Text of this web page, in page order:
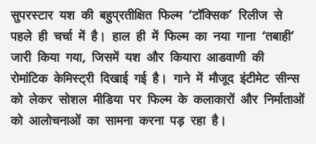
सुपरस्टार यश की बहुप्रतीक्षित फिल्म‘टॉक्सिक’ रिलीज से
पहले ही चर्चा में है। हाल ही में फिल्म का नया गाना ‘तबाही’
जारी किया गया, जिसमें यश और कियारा आडवाणी की
रोमांटिक केमिस्ट्री दिखाई गई है। गाने में मौजूद इंटीमेट सीन्स
को लेकर सोशल मीडिया पर फिल्म के कलाकारों और निर्माताओं
को आलोचनाओं का सामना करना पड़ रहा है।